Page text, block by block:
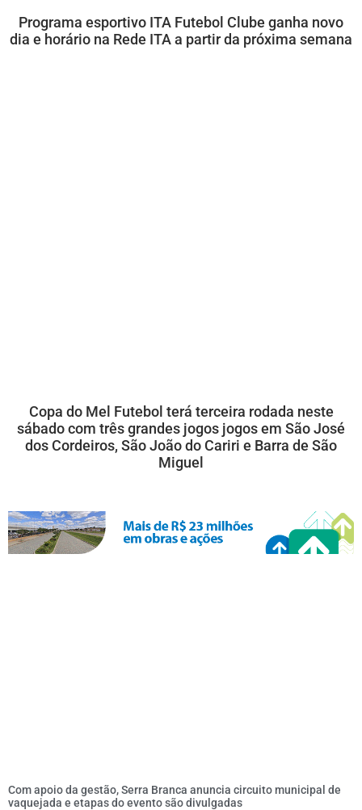
Programa esportivo ITA Futebol Clube ganha novo
dia e horário na Rede ITA a partir da próxima semana
Copa do Mel Futebol terá terceira rodada neste
sábado com três grandes jogos jogos em São José
dos Cordeiros, São João do Cariri e Barra de São
Miguel
Com apoio da gestão, Serra Branca anuncia circuito municipal de
vaquejada e etapas do evento são divulgadas